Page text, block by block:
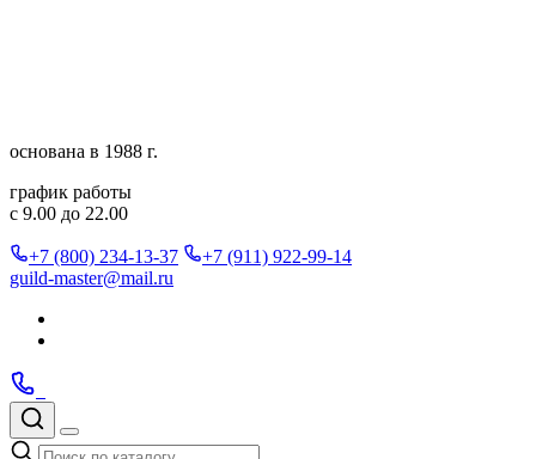
основана в 1988 г.
график работы
с 9.00 до 22.00
+7 (800) 234-13-37
+7 (911) 922-99-14
guild-master@mail.ru
Позвонить
Поиск
по
каталогу
Меню